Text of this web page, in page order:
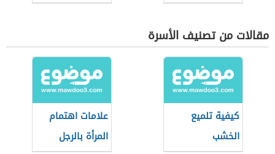
مقالات من تصنيف الأسرة
كيفية تلميع
الخشب
علامات اهتمام
المرأة بالرجل